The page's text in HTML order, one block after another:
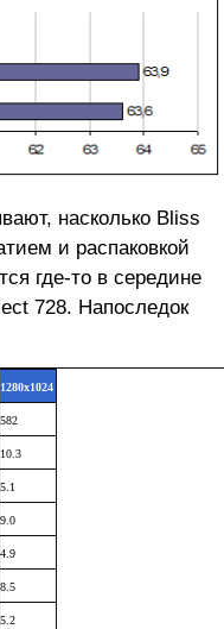
насколько Bliss
и распаковкой
где-то в середине
728. Напоследок
1280x1024
582
10.3
5.1
9.0
4.9
8.5
5.2